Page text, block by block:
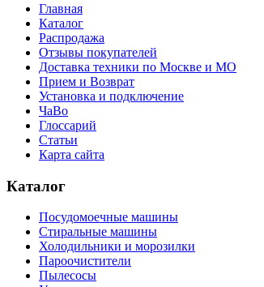
Главная
Каталог
Распродажа
Отзывы покупателей
Доставка техники по Москве и МО
Прием и Возврат
Установка и подключение
ЧаВо
Глоссарий
Статьи
Карта сайта
Каталог
Посудомоечные машины
Стиральные машины
Холодильники и морозилки
Пароочистители
Пылесосы